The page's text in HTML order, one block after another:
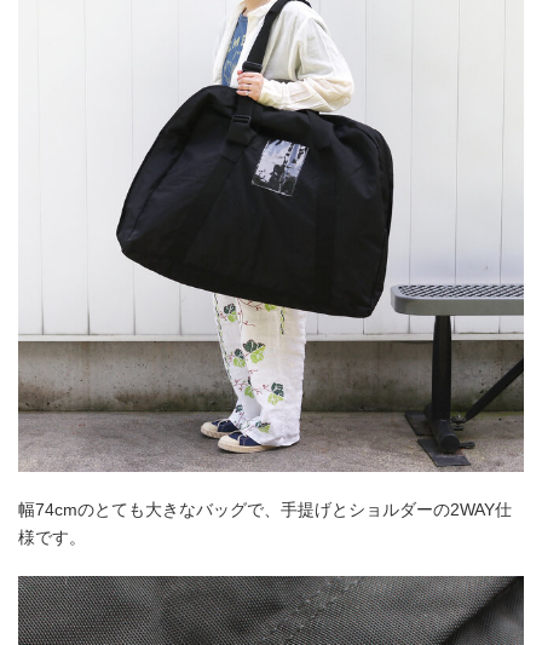
幅74cmのとても大きなバッグで、手提げとショルダーの2WAY仕
様です。